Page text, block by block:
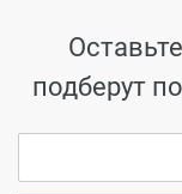
подберут